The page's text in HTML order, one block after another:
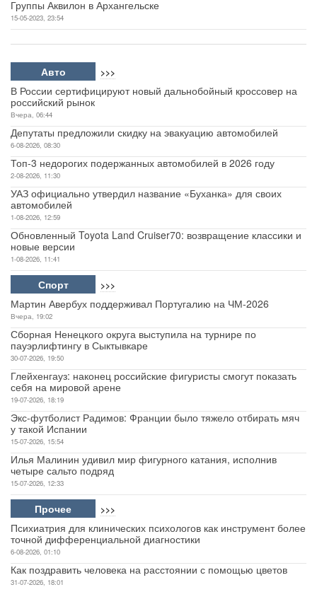
Группы Аквилон в Архангельске
15-05-2023, 23:54
Авто >>>
В России сертифицируют новый дальнобойный кроссовер на
российский рынок
Вчера, 06:44
Депутаты предложили скидку на эвакуацию автомобилей
6-08-2026, 08:30
Топ-3 недорогих подержанных автомобилей в 2026 году
2-08-2026, 11:30
УАЗ официально утвердил название «Буханка» для своих
автомобилей
1-08-2026, 12:59
Обновленный Toyota Land Cruiser70: возвращение классики и
новые версии
1-08-2026, 11:41
Спорт >>>
Мартин Авербух поддерживал Португалию на ЧМ-2026
Вчера, 19:02
Сборная Ненецкого округа выступила на турнире по
пауэрлифтингу в Сыктывкаре
30-07-2026, 19:50
Глейхенгауз: наконец российские фигуристы смогут показать
себя на мировой арене
19-07-2026, 18:19
Экс-футболист Радимов: Франции было тяжело отбирать мяч
у такой Испании
15-07-2026, 15:54
Илья Малинин удивил мир фигурного катания, исполнив
четыре сальто подряд
15-07-2026, 12:33
Прочее >>>
Психиатрия для клинических психологов как инструмент более
точной дифференциальной диагностики
6-08-2026, 01:10
Как поздравить человека на расстоянии с помощью цветов
31-07-2026, 18:01